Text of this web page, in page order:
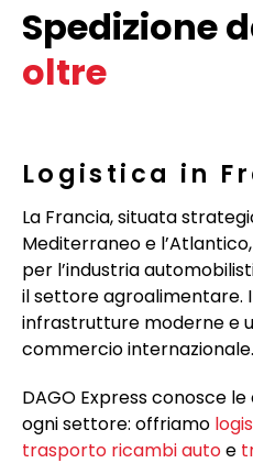
Spedizione
oltre
Logistica in
La Francia, situata
Mediterraneo e
per l’industria
il settore agroalimentare.
infrastrutture moderne e
commercio internazionale.
DAGO Express conosce
ogni settore: offriamo
trasporto ricambi autoe